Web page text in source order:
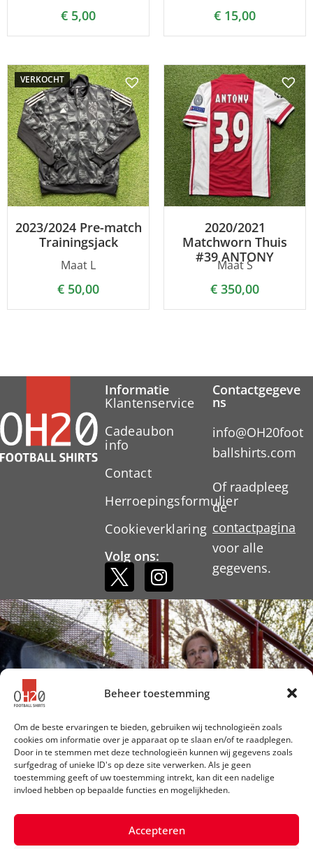
Beheer toestemming
Om de beste ervaringen te bieden, gebruiken wij technologieën zoals
cookies om informatie over je apparaat op te slaan en/of te raadplegen.
Door in te stemmen met deze technologieën kunnen wij gegevens zoals
surfgedrag of unieke ID's op deze site verwerken. Als je geen
toestemming geeft of uw toestemming intrekt, kan dit een nadelige
invloed hebben op bepaalde functies en mogelijkheden.
Accepteren
€ 5,00 € 15,00
VERKOCHT
2023/2024 Pre-match
Trainingsjack
Maat L
€ 50,00
2020/2021
Matchworn Thuis
#39 ANTONY
Maat S
€ 350,00
Informatie
Klantenservice
Cadeaubon
info
Contact
Herroepingsformulier
Cookieverklaring
Volg ons:
Contactgegeve
ns
info@OH20foot
ballshirts.com
Of raadpleeg
de
contactpagina
voor alle
gegevens.